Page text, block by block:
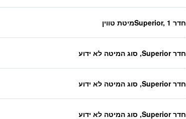
חדר Superior, 1מיטת טווין
חדר Superior, סוג המיטה לא ידוע
חדר Superior, סוג המיטה לא ידוע
חדר Superior, סוג המיטה לא ידוע